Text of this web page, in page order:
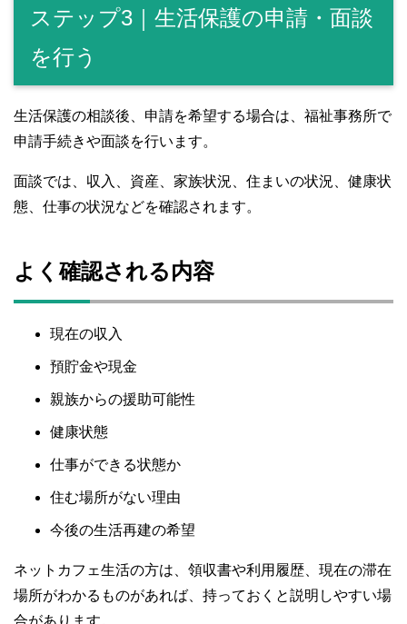
ステップ3｜生活保護の申請・面談
を行う
生活保護の相談後、申請を希望する場合は、福祉事務所で
申請手続きや面談を行います。
面談では、収入、資産、家族状況、住まいの状況、健康状
態、仕事の状況などを確認されます。
よく確認される内容
現在の収入
預貯金や現金
親族からの援助可能性
健康状態
仕事ができる状態か
住む場所がない理由
今後の生活再建の希望
ネットカフェ生活の方は、領収書や利用履歴、現在の滞在
場所がわかるものがあれば、持っておくと説明しやすい場